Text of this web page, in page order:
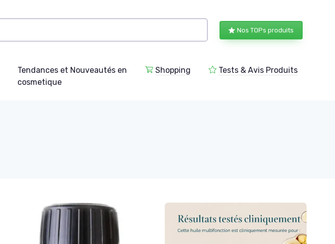
Nos TOPs produits
Tendances et Nouveautés en
cosmetique
Shopping Tests & Avis Produits